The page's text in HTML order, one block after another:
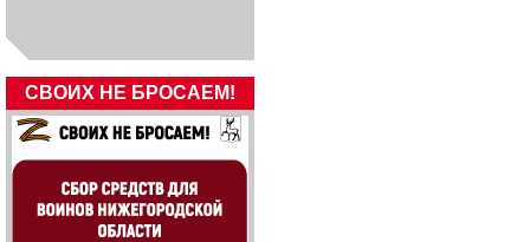
СВОИХ НЕ БРОСАЕМ!